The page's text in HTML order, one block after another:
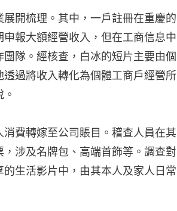
開梳理。其中，一戶註冊在重慶的
報大額經營收入，但在工商信息中
隊。經核查，白冰的短片主要由個
過將收入轉化為個體工商戶經營所
費轉嫁至公司賬目。稽查人員在其
涉及名牌包、高端首飾等。調查對
生活影片中，由其本人及家人日常